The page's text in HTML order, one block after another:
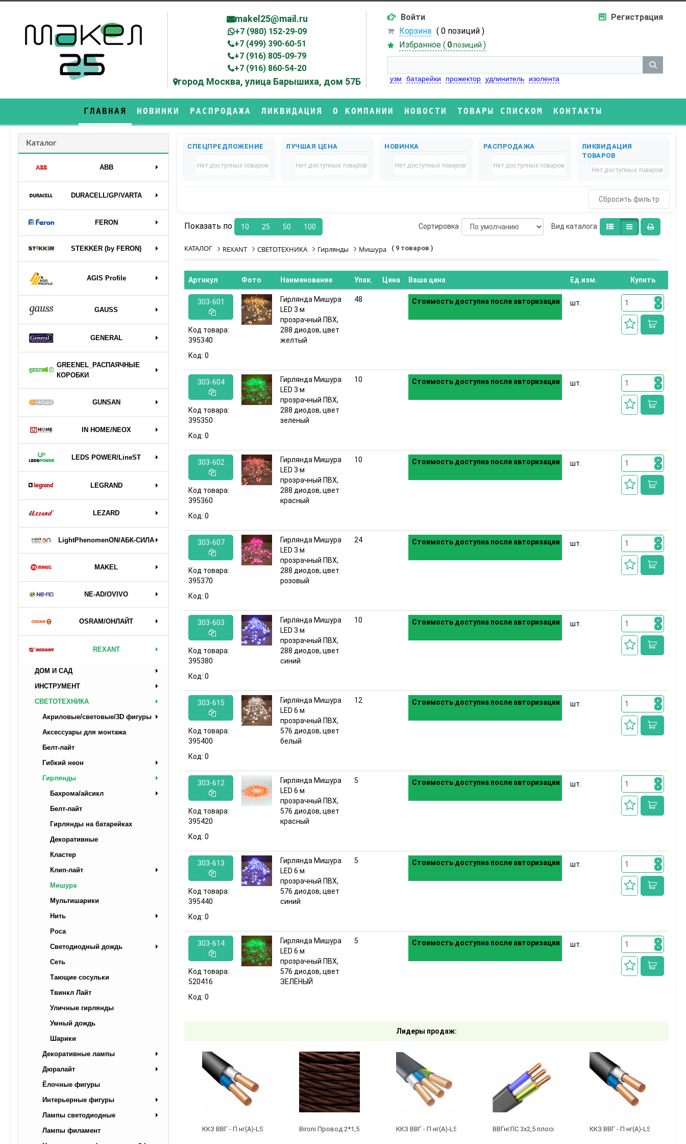
makel25@mail.ru
+7 (980) 152-29-09
+7 (499) 390-60-51
+7 (916) 805-09-79
+7 (916) 860-54-20
город Москва, улица Барышиха, дом 57Б
Войти
Регистрация
Корзина ( 0 позиций )
Избранное ( 0 позиций )
узм батарейки прожектор удлинитель изолента
ГЛАВНАЯ НОВИНКИ РАСПРОДАЖА ЛИКВИДАЦИЯ О КОМПАНИИ НОВОСТИ ТОВАРЫ СПИСКОМ КОНТАКТЫ
Каталог
ABB
DURAСELL/GP/VARTA
FERON
STEKKER (by FERON)
AGIS Profile
GAUSS
GENERAL
GREENEL_РАСПАЯЧНЫЕ
КОРОБКИ
GUNSAN
IN HOME/NEOX
LEDS POWER/LineST
LEGRAND
LEZARD
LightPhenomenON/АБК-СИЛА
MAKEL
NE-AD/OVIVO
OSRAM/ОНЛАЙТ
REXANT
ДОМ И САД
ИНСТРУМЕНТ
СВЕТОТЕХНИКА
Акриловые/световые/3D фигуры
Аксессуары для монтажа
Белт-лайт
Гибкий неон
Гирлянды
Бахрома/айсикл
Белт-лайт
Гирлянды на батарейках
Декоративные
Кластер
Клип-лайт
Мишура
Мультишарики
Нить
Роса
Светодиодный дождь
Сеть
Тающие сосульки
Твинкл Лайт
Уличные гирлянды
Умный дождь
Шарики
Декоративные лампы
Дюралайт
Ёлочные фигуры
Интерьерные фигуры
Лампы светодиодные
Лампы филамент
СПЕЦПРЕДЛОЖЕНИЕ
Нет доступных товаров
ЛУЧШАЯ ЦЕНА
Нет доступных товаров
НОВИНКА
Нет доступных товаров
РАСПРОДАЖА
Нет доступных товаров
ЛИКВИДАЦИЯ
ТОВАРОВ
Нет доступных товаров
Показать по 10 25 50 100 Bид каталога
Сортировка
КАТАЛОГ REXANT СВЕТОТЕХНИКА Гирлянды Мишура ( 9 товаров )
Артикул Фото Наименование Упак. Цена Ваша цена Ед.изм. Купить
303-601
Код товара:
395340
Код: 0
Гирлянда Мишура
LED 3 м
прозрачный ПВХ,
288 диодов, цвет
желтый
48 Стоимость доступна после авторизации шт.
303-604
Код товара:
395350
Код: 0
Гирлянда Мишура
LED 3 м
прозрачный ПВХ,
288 диодов, цвет
зеленый
10 Стоимость доступна после авторизации шт.
303-602
Код товара:
395360
Код: 0
Гирлянда Мишура
LED 3 м
прозрачный ПВХ,
288 диодов, цвет
красный
10 Стоимость доступна после авторизации шт.
303-607
Код товара:
395370
Код: 0
Гирлянда Мишура
LED 3 м
прозрачный ПВХ,
288 диодов, цвет
розовый
24 Стоимость доступна после авторизации шт.
303-603
Код товара:
395380
Код: 0
Гирлянда Мишура
LED 3 м
прозрачный ПВХ,
288 диодов, цвет
синий
10 Стоимость доступна после авторизации шт.
303-615
Код товара:
395400
Код: 0
Гирлянда Мишура
LED 6 м
прозрачный ПВХ,
576 диодов, цвет
белый
12 Стоимость доступна после авторизации шт.
303-612
Код товара:
395420
Код: 0
Гирлянда Мишура
LED 6 м
прозрачный ПВХ,
576 диодов, цвет
красный
5 Стоимость доступна после авторизации шт.
303-613
Код товара:
395440
Код: 0
Гирлянда Мишура
LED 6 м
прозрачный ПВХ,
576 диодов, цвет
синий
5 Стоимость доступна после авторизации шт.
303-614
Код товара:
520416
Код: 0
Гирлянда Мишура
LED 6 м
прозрачный ПВХ,
576 диодов, цвет
ЗЕЛЁНЫЙ
5 Стоимость доступна после авторизации шт.
Лидеры продаж:
ККЗ ВВГ - П нг(А)-LS 2 х 2,5 ГОСТBironi Провод 2*1,5 Коричневый (глянец) (цена за бухту 50м)
ККЗ ВВГ - П нг(А)-LS 3 х 2,5 ГОСТВВГнгЛС 3x2,5 плоский черный ККЗ ВВГ - П нг(А)-LS 2 х 1,5